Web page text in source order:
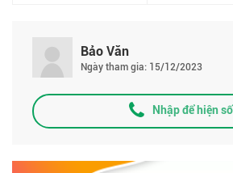
Bảo Văn
Ngày tham gia: 15/12/2023
Nhập để hiện số